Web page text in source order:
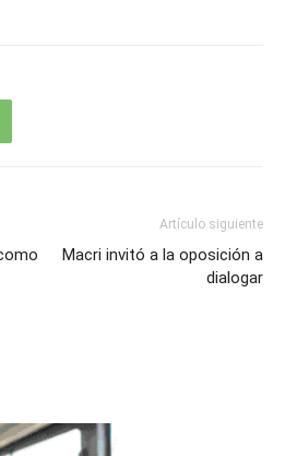
Artículo siguiente
Macri invitó a la oposición a
dialogar